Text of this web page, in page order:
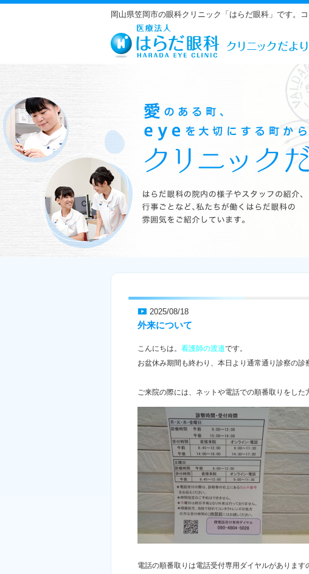
岡山県笠岡市の眼科クリニック「はらだ眼科」です。
2025/08/18
外来について
こんにちは。 看護師の渡邉です。
お盆休み期間も終わり、本日より通常通り診察の診
ご来院の際には、ネットや電話での順番取りをした
電話の順番取りは電話受付専用ダイヤルがあります